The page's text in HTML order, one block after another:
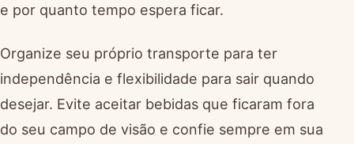
e por quanto tempo espera ficar.
Organize seu próprio transporte para ter
independência e flexibilidade para sair quando
desejar. Evite aceitar bebidas que ficaram fora
do seu campo de visão e confie sempre em sua